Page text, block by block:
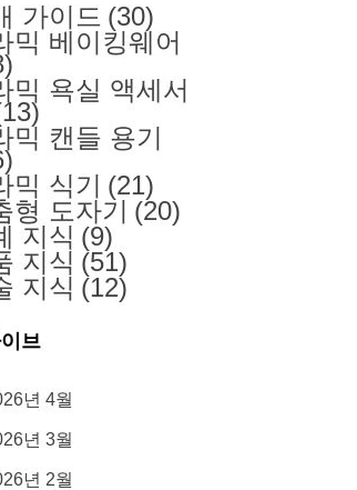
가이드 (30)
믹 베이킹웨어
믹 욕실 액세서
믹 캔들 용기
믹 식기
(21)
형 도자기
(20)
지식 (9)
지식 (51)
지식 (12)
브
년 4월
년 3월
년 2월